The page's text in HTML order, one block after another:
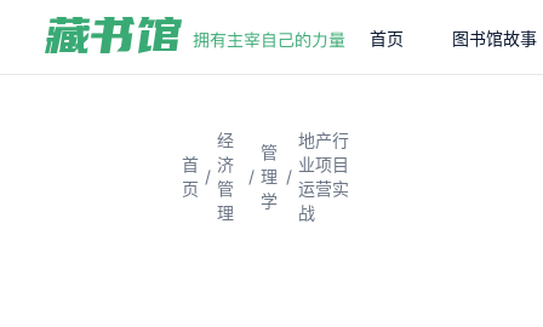
首页 图书馆故事
首
页
/
经
济
管
理
/
管
理
学
/
地产行
业项目
运营实
战